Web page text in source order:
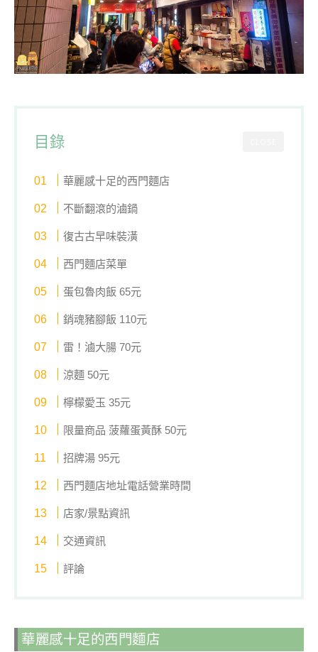
目錄
華麗感十足的西門麵店
不斷翻滾的滷鍋
復古古早味裝潢
西門麵店菜單
蛋包魯肉飯 65元
銷魂豬腳飯 110元
雷！滷大腸 70元
涼麵 50元
檸檬愛玉 35元
限量商品 菠蘿蛋黃酥 50元
招牌湯 95元
西門麵店地址電話營業時間
店家/景點資訊
交通資訊
評論
華麗感十足的西門麵店